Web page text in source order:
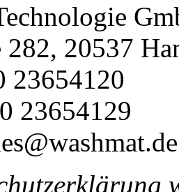
282, 20537
23654120
23654129